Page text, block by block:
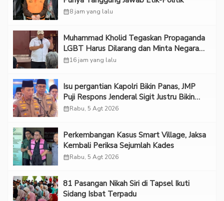
calendar_month8 jam yang lalu
Muhammad Kholid Tegaskan Propaganda
LGBT Harus Dilarang dan Minta Negara
Melindungi Korban
calendar_month16 jam yang lalu
Isu pergantian Kapolri Bikin Panas, JMP
Puji Respons Jenderal Sigit Justru Bikin
“Adem”
calendar_monthRabu, 5 Agt 2026
Perkembangan Kasus Smart Village, Jaksa
Kembali Periksa Sejumlah Kades
calendar_monthRabu, 5 Agt 2026
81 Pasangan Nikah Siri di Tapsel Ikuti
Sidang Isbat Terpadu